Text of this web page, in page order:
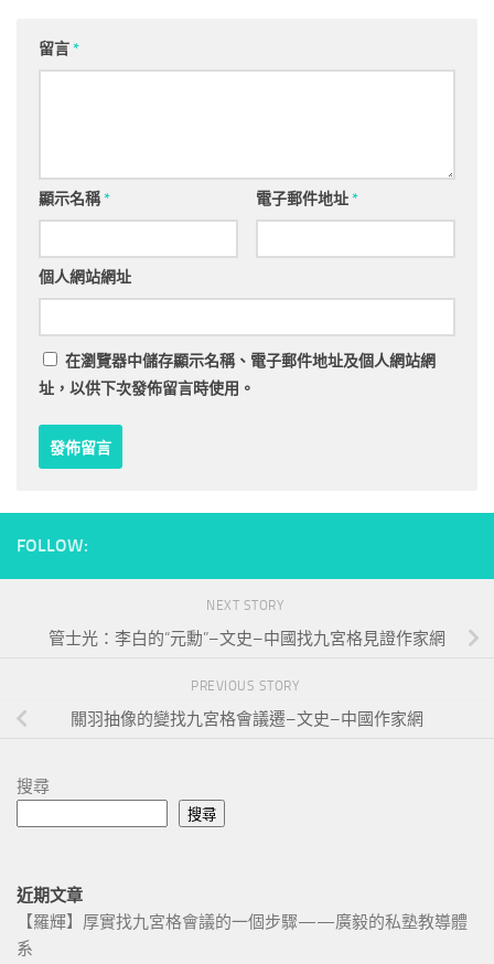
留言*
顯示名稱* 電子郵件地址*
個人網站網址
在瀏覽器中儲存顯示名稱、電子郵件地址及個人網站網
址，以供下次發佈留言時使用。
FOLLOW:
NEXT STORY
管士光：李白的“元勳”–文史–中國找九宮格見證作家網
PREVIOUS STORY
關羽抽像的變找九宮格會議遷–文史–中國作家網
搜尋
搜尋
近期文章
【羅輝】厚實找九宮格會議的一個步驟——廣毅的私塾教導體
系